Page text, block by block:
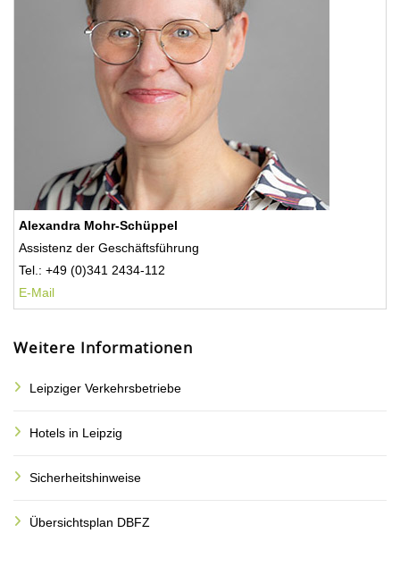
Alexandra Mohr-Schüppel
Assistenz der Geschäftsführung
Tel.: +49 (0)341 2434-112
E-Mail
Weitere Informationen
Leipziger Verkehrsbetriebe
Hotels in Leipzig
Sicherheitshinweise
Übersichtsplan DBFZ